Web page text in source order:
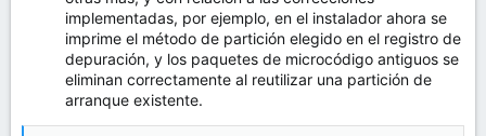
implementadas, por ejemplo, en el instalador ahora se
imprime el método de partición elegido en el registro de
depuración, y los paquetes de microcódigo antiguos se
eliminan correctamente al reutilizar una partición de
arranque existente.